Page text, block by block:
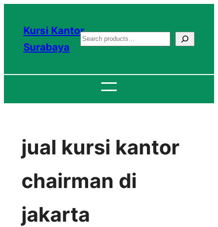
konten
Kursi Kantor
Surabaya
S
a
c
jual kursi kantor
chairman di
jakarta